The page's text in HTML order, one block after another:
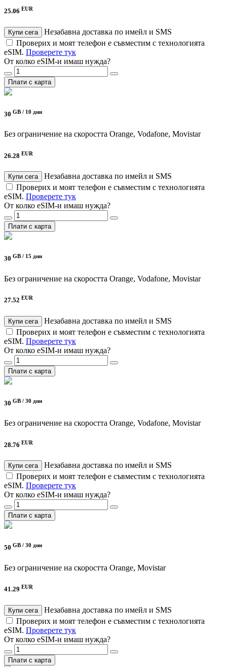
25.06 EUR
Купи сега
Незабавна доставка по имейл и SMS
Проверих и моят телефон е съвместим с технологията
eSIM. Проверете тук
От колко eSIM-и имаш нужда?
Плати с карта
30 GB / 10 дни
Без ограничение на скоростта Orange, Vodafone, Movistar
26.28 EUR
Купи сега
Незабавна доставка по имейл и SMS
Проверих и моят телефон е съвместим с технологията
eSIM. Проверете тук
От колко eSIM-и имаш нужда?
Плати с карта
30 GB / 15 дни
Без ограничение на скоростта Orange, Vodafone, Movistar
27.52 EUR
Купи сега
Незабавна доставка по имейл и SMS
Проверих и моят телефон е съвместим с технологията
eSIM. Проверете тук
От колко eSIM-и имаш нужда?
Плати с карта
30 GB / 30 дни
Без ограничение на скоростта Orange, Vodafone, Movistar
28.76 EUR
Купи сега
Незабавна доставка по имейл и SMS
Проверих и моят телефон е съвместим с технологията
eSIM. Проверете тук
От колко eSIM-и имаш нужда?
Плати с карта
50 GB / 30 дни
Без ограничение на скоростта Orange, Movistar
41.29 EUR
Купи сега
Незабавна доставка по имейл и SMS
Проверих и моят телефон е съвместим с технологията
eSIM. Проверете тук
От колко eSIM-и имаш нужда?
Плати с карта